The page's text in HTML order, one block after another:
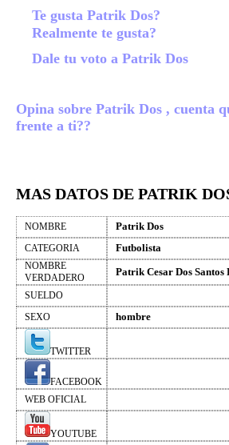
Te gusta Patrik Dos?
Realmente te gusta?
Dale tu voto a Patrik Dos
Opina sobre Patrik Dos , cuenta
frente a ti??
MAS DATOS DE PATRIK
NOMBRE Patrik Dos
CATEGORIA Futbolista
NOMBRE
VERDADERO
Patrik Cesar Dos Santos
SUELDO
SEXO
hombre
TWITTER
FACEBOOK
WEB OFICIAL
YOUTUBE